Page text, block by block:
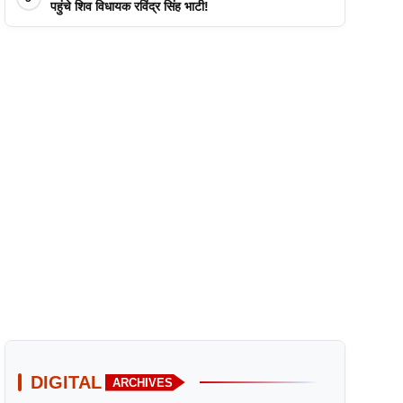
पहुंचे शिव विधायक रविंद्र सिंह भाटी!
DIGITAL ARCHIVES